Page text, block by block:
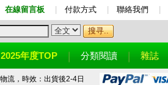
在線留言板 付款方式 聯絡我們
2025年度TOP 分類閱讀 雜誌
流，時效：出貨後2-4日